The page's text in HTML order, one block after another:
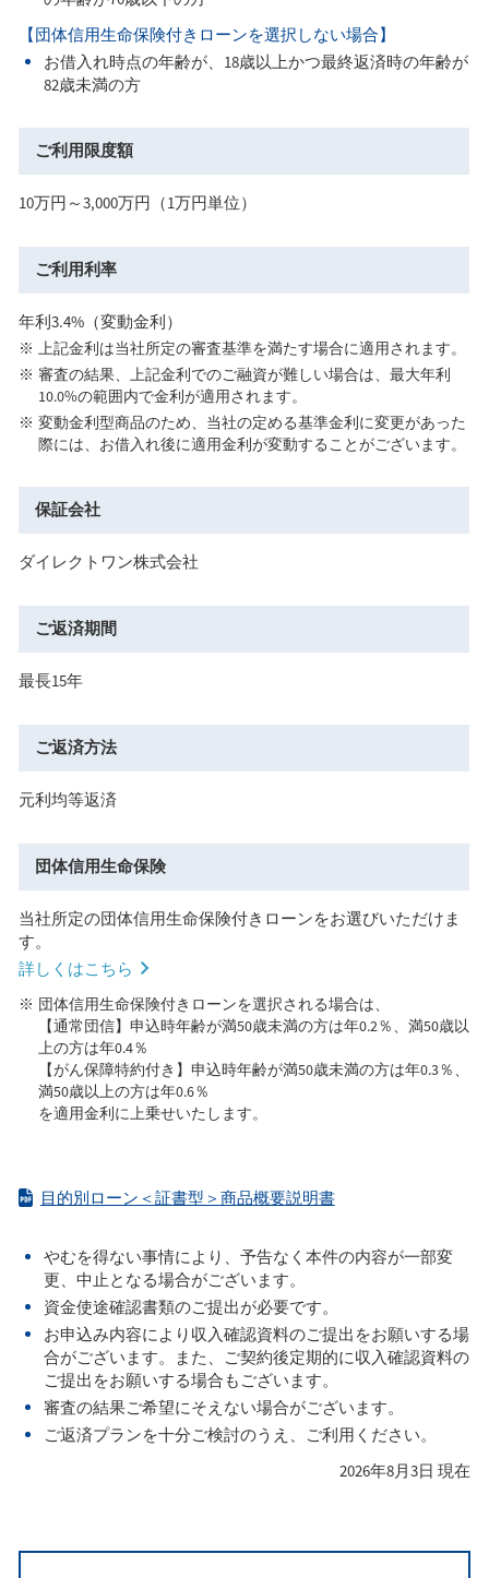
【団体信用生命保険付きローンを選択しない場合】
お借入れ時点の年齢が、18歳以上かつ最終返済時の年齢が
82歳未満の方
ご利用限度額
10万円～3,000万円（1万円単位）
ご利用利率
年利3.4%（変動金利）
上記金利は当社所定の審査基準を満たす場合に適用されます。
審査の結果、上記金利でのご融資が難しい場合は、最大年利
10.0%の範囲内で金利が適用されます。
変動金利型商品のため、当社の定める基準金利に変更があった
際には、お借入れ後に適用金利が変動することがございます。
保証会社
ダイレクトワン株式会社
ご返済期間
最長15年
ご返済方法
元利均等返済
団体信用生命保険
当社所定の団体信用生命保険付きローンをお選びいただけま
す。
詳しくはこちら
団体信用生命保険付きローンを選択される場合は、
【通常団信】申込時年齢が満50歳未満の方は年0.2％、満50歳以
上の方は年0.4％
【がん保障特約付き】申込時年齢が満50歳未満の方は年0.3％、
満50歳以上の方は年0.6％
を適用金利に上乗せいたします。
目的別ローン＜証書型＞商品概要説明書
やむを得ない事情により、予告なく本件の内容が一部変
更、中止となる場合がございます。
資金使途確認書類のご提出が必要です。
お申込み内容により収入確認資料のご提出をお願いする場
合がございます。また、ご契約後定期的に収入確認資料の
ご提出をお願いする場合もございます。
審査の結果ご希望にそえない場合がございます。
ご返済プランを十分ご検討のうえ、ご利用ください。
2026年8月3日 現在